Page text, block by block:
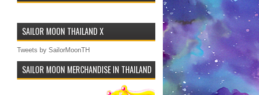
SAILOR MOON THAILAND X
Tweets by SailorMoonTH
SAILOR MOON MERCHANDISE IN THAILAND